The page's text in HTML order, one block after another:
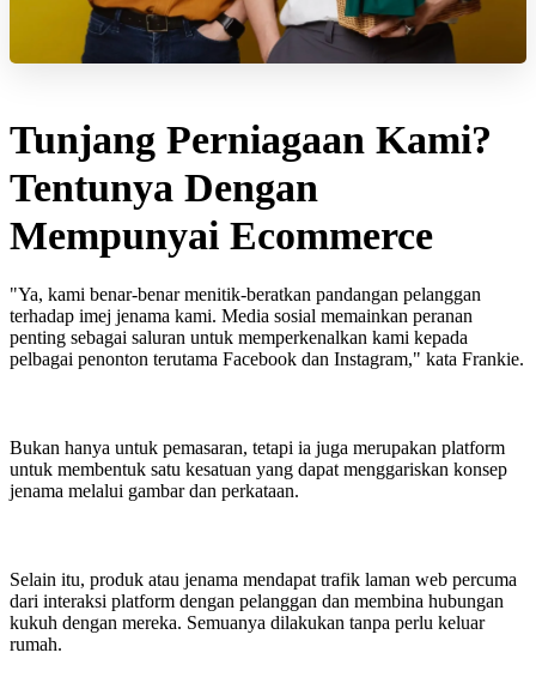
Tunjang Perniagaan Kami?
Tentunya Dengan
Mempunyai Ecommerce
"Ya, kami benar-benar menitik-beratkan pandangan pelanggan
terhadap imej jenama kami. Media sosial memainkan peranan
penting sebagai saluran untuk memperkenalkan kami kepada
pelbagai penonton terutama Facebook dan Instagram," kata Frankie.
Bukan hanya untuk pemasaran, tetapi ia juga merupakan platform
untuk membentuk satu kesatuan yang dapat menggariskan konsep
jenama melalui gambar dan perkataan.
Selain itu, produk atau jenama mendapat trafik laman web percuma
dari interaksi platform dengan pelanggan dan membina hubungan
kukuh dengan mereka. Semuanya dilakukan tanpa perlu keluar
rumah.